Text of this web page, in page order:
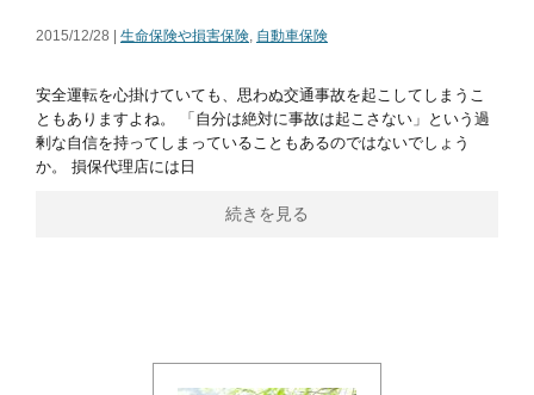
2015/12/28 | 生命保険や損害保険, 自動車保険
安全運転を心掛けていても、思わぬ交通事故を起こしてしまうこ
ともありますよね。 「自分は絶対に事故は起こさない」という過
剰な自信を持ってしまっていることもあるのではないでしょう
か。 損保代理店には日
続きを見る